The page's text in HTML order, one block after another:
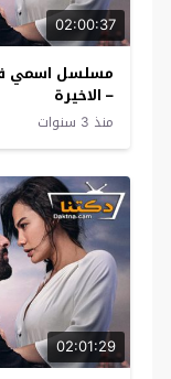
02:00:37
– الاخيرة
منذ 3 سنوات
02:01:29